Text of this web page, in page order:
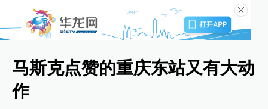
马斯克点赞的重庆东站又有大动
作